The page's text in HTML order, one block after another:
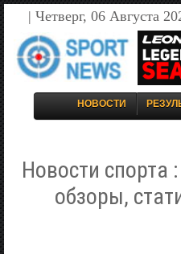
| Четверг, 06 Августа
НОВОСТИ
Новости спорта
обзоры,